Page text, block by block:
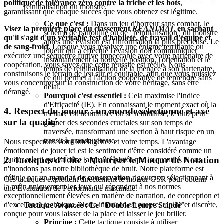
réinitialisation du monstre."
Ce que c'est : Dans un jeu d'horreur sans combat, le
schéma de patrouille ou de "réinitialisation" du monstre
après une évasion est l'information la plus précieuse. Le
joueur qui a effectué l'évasion doit communiquer
instantanément la nouvelle position, l'orientation et le
temps de réinitialisation de la menace à son partenaire,
ce qui permet à l'action coopérative de reprendre sans
délai.
Pourquoi c'est essentiel : Cela maximise l'Indice
d'Efficacité (IE). En connaissant le moment exact où la
menace est neutralisée ou se réinitialise, le duo peut
gagner des secondes cruciales sur son temps de
traversée, transformant une section à haut risque en un
transit à grande vitesse.
2. Tactiques d'Élite : Maîtriser le Moteur de Notation
Ces tactiques exploitent directement le moteur GSR pour obtenir
une Évaluation de Performance maximale.
Tactique Avancée : Le "Double-Leurre Scindé"
politique de tolérance zéro contre la triche et les bots,
garantissant que chaque succès que vous obtenez est légitime.
Visez la première place du classementREANIMAL en sachant
qu'il s'agit d'un véritable test d'habileté, de travail d'équipe et
de sang-froid.Lorsque vous résolvez une énigme terrifiante ou
exécutez une séquence furtive impeccable avec votre partenaire de
coopération, vous savez que cette réussite est réelle. Nous
construisons le terrain de jeu sûr et équitable, afin que vous puissiez
vous concentrer sur la construction de votre héritage, sans être
dérangé.
4. Respect du joueur : un monde sélectionné et axé
sur la qualité
Nous respectons votre intelligence et votre temps. L'avantage
émotionnel de jouer ici est le sentiment d'être considéré comme un
joueur averti qui valorise la qualité plutôt que la quantité. Nous
n'inondons pas notre bibliothèque de bruit. Notre plateforme est
définie par unmandat de conservationrigoureux, sélectionnant à
la main uniquement les jeux qui répondent à nos normes
exceptionnellement élevées en matière de narration, de conception et
d'excellence technique. Notre interface est propre, rapide et discrète,
conçue pour vous laisser de la place et laisser le jeu briller.